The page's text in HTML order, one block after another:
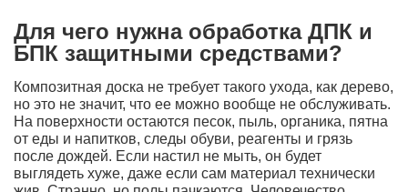
Для чего нужна обработка ДПК и
БПК защитными средствами?
Композитная доска не требует такого ухода, как дерево,
но это не значит, что ее можно вообще не обслуживать.
На поверхности остаются песок, пыль, органика, пятна
от еды и напитков, следы обуви, реагенты и грязь
после дождей. Если настил не мыть, он будет
выглядеть хуже, даже если сам материал технически